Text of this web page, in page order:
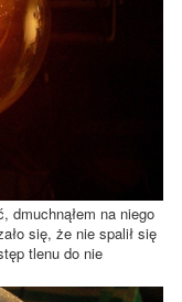
dmuchnąłem na niego
się, że nie spalił się
tlenu do nie